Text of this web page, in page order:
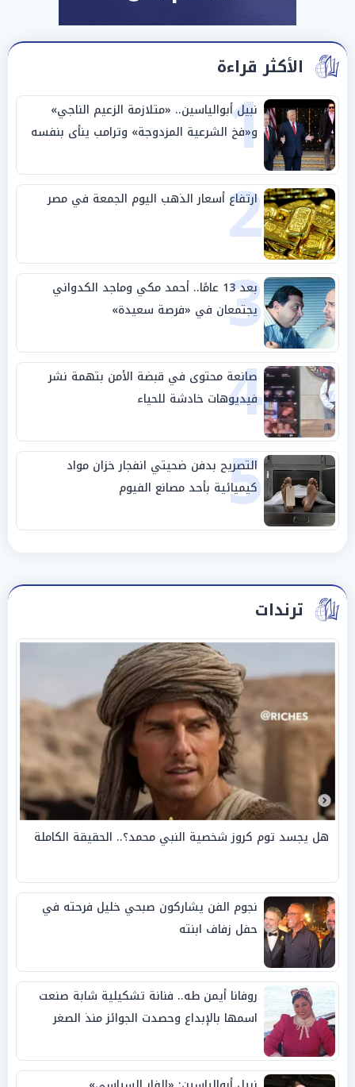
الأكثر قراءة
1
نبيل أبوالياسين.. «متلازمة الزعيم الناجي»
و«فخ الشرعية المزدوجة» وترامب ينأى بنفسه
وحليفه في «ميتم استراتيجي»
2
ارتفاع أسعار الذهب اليوم الجمعة في مصر
3 بعد 13 عامًا.. أحمد مكي وماجد الكدواني
يجتمعان في «فرصة سعيدة»
4
صانعة محتوى في قبضة الأمن بتهمة نشر
فيديوهات خادشة للحياء
5
التصريح بدفن ضحيتي انفجار خزان مواد
كيميائية بأحد مصانع الفيوم
ترندات
هل يجسد توم كروز شخصية النبي محمد؟.. الحقيقة الكاملة
نجوم الفن يشاركون صبحي خليل فرحته في
حفل زفاف ابنته
روفانا أيمن طه.. فنانة تشكيلية شابة صنعت
اسمها بالإبداع وحصدت الجوائز منذ الصغر